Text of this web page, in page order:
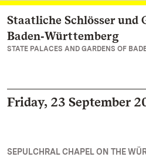
Navigate to main page
Staatliche Schlösser und
Baden‑Württemberg
STATE PALACES AND GARDENS OF
Friday, 23 September
SEPULCHRAL CHAPEL ON THE